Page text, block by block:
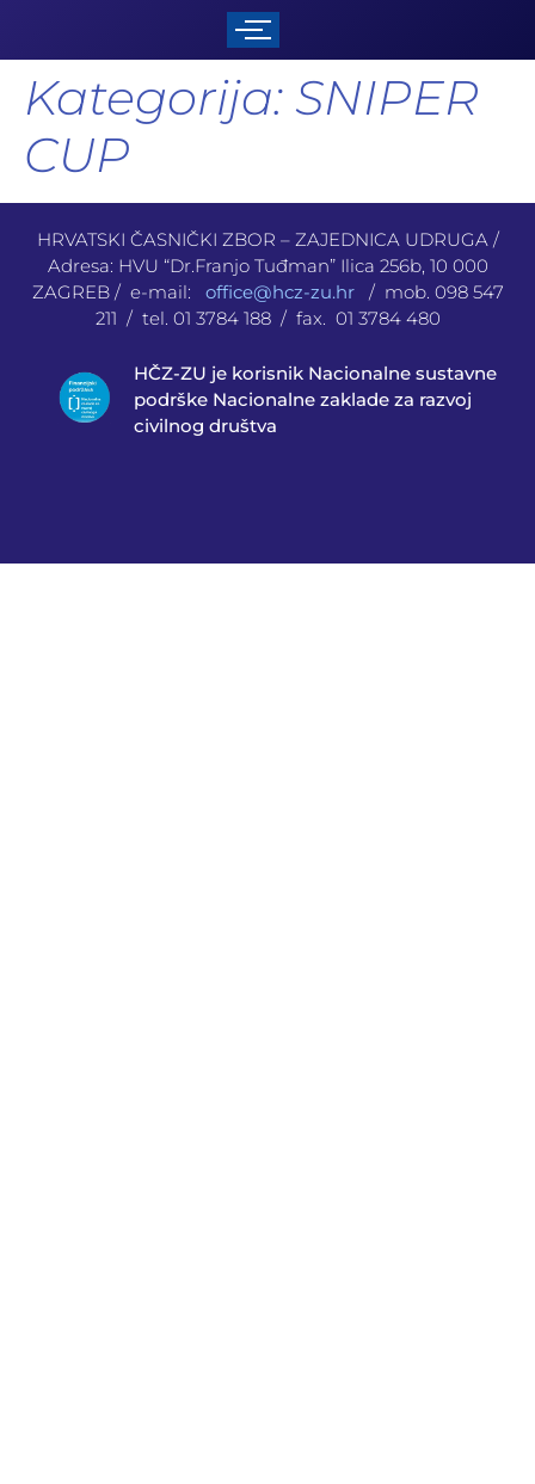
Kategorija: SNIPER
CUP
HRVATSKI ČASNIČKI ZBOR – ZAJEDNICA UDRUGA /
Adresa: HVU “Dr.Franjo Tuđman” Ilica 256b, 10 000
ZAGREB / e-mail: office@hcz-zu.hr
/ mob. 098 547
211 / tel. 01 3784 188 / fax. 01 3784 480
HČZ-ZU je korisnik Nacionalne sustavne
podrške Nacionalne zaklade za razvoj
civilnog društva